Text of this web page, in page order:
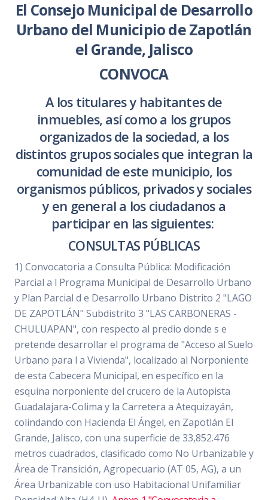
El Consejo Municipal de Desarrollo
Urbano del Municipio de Zapotlán
el Grande, Jalisco
CONVOCA
A los titulares y habitantes de
inmuebles, así como a los grupos
organizados de la sociedad, a los
distintos grupos sociales que integran la
comunidad de este municipio, los
organismos públicos, privados y sociales
y en general a los ciudadanos a
participar en las siguientes:
CONSULTAS PÚBLICAS
1) Convocatoria a Consulta Pública: Modificación
Parcial a l Programa Municipal de Desarrollo Urbano
y Plan Parcial d e Desarrollo Urbano Distrito 2 "LAGO
DE ZAPOTLÁN" Subdistrito 3 "LAS CARBONERAS -
CHULUAPAN", con respecto al predio donde s e
pretende desarrollar el programa de "Acceso al Suelo
Urbano para l a Vivienda", localizado al Norponiente
de esta Cabecera Municipal, en específico en la
esquina norponiente del crucero de la Autopista
Guadalajara-Colima y la Carretera a Atequizayán,
colindando con Hacienda El Ángel, en Zapotlán El
Grande, Jalisco, con una superficie de 33,852.476
metros cuadrados, clasificado como No Urbanizable y
Área de Transición, Agropecuario (AT 05, AG), a un
Área Urbanizable con uso Habitacional Unifamiliar